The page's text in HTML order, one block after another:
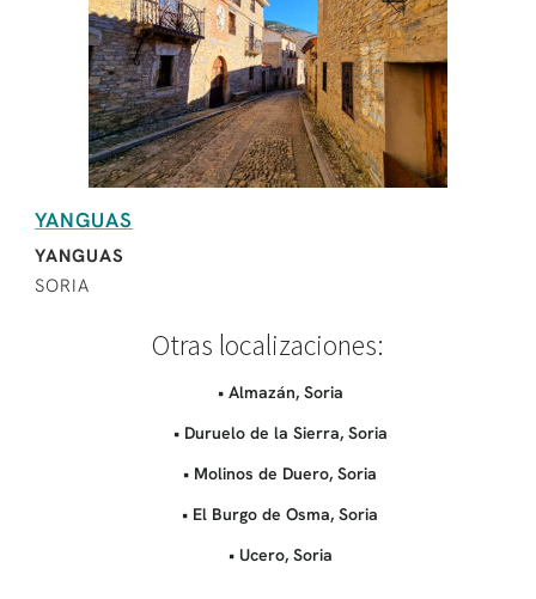
YANGUAS
YANGUAS
SORIA
Otras localizaciones:
• Almazán, Soria
• Duruelo de la Sierra, Soria
• Molinos de Duero, Soria
• El Burgo de Osma, Soria
• Ucero, Soria